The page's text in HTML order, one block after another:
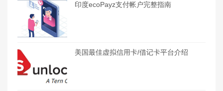
印度ecoPayz支付帐户完整指南
美国最佳虚拟信用卡/借记卡平台介绍